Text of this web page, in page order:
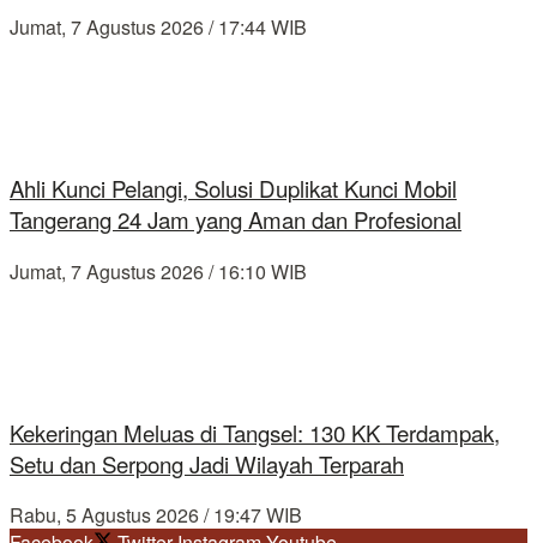
Jumat, 7 Agustus 2026 / 17:44 WIB
Ahli Kunci Pelangi, Solusi Duplikat Kunci Mobil
Tangerang 24 Jam yang Aman dan Profesional
Jumat, 7 Agustus 2026 / 16:10 WIB
Kekeringan Meluas di Tangsel: 130 KK Terdampak,
Setu dan Serpong Jadi Wilayah Terparah
Rabu, 5 Agustus 2026 / 19:47 WIB